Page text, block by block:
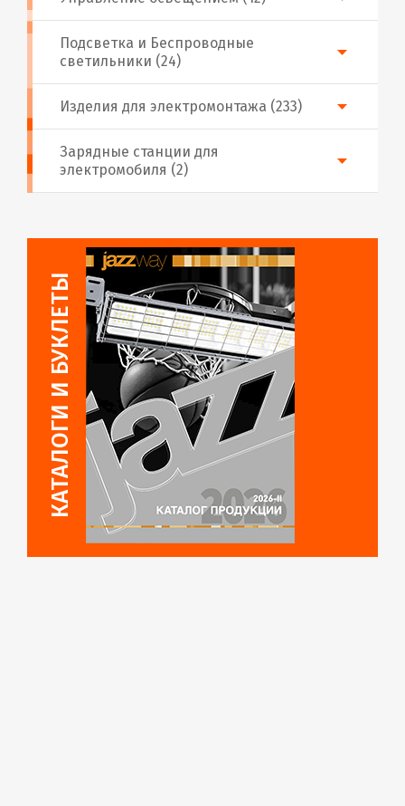
Подсветка и Беспроводные
светильники (24)
Изделия для электромонтажа (233)
Зарядные станции для
электромобиля (2)